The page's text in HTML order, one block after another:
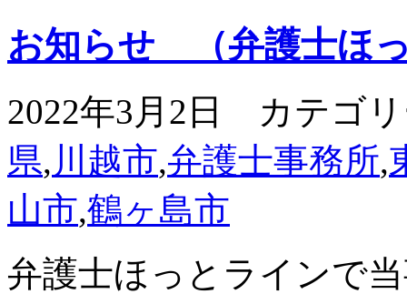
お知らせ （弁護士ほ
2022年3月2日 カテゴ
県, 川越市,弁護士事務所,
山市,鶴ヶ島市
弁護士ほっとラインで